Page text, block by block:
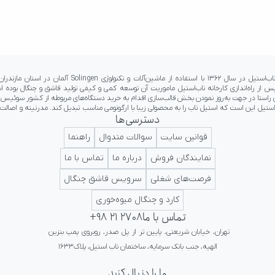
جایگاه ما به عنوان اولین برند ناب ایرانی در کلاس جهانی تداعی کننده اعتبار و پرستیژ برای ایرانیان
دسترسی‌ها
قوانین سایت سوالات متدوال
راهنما
نمایندگان فروش
درباره ما
تماس با ما
فرصت‌های شغلی
سرویس قاشق چنگال
کارد و چنگال میوه‌خوری
تماس با ما+98 21 2708
تهران، خیابان شریعتی، پایین تر از پل صدر، روبروی پمپ بنزین
الهیه، جنب بانک سرمایه، ساختمان ناب استیل، پلاک۱۶۳۳